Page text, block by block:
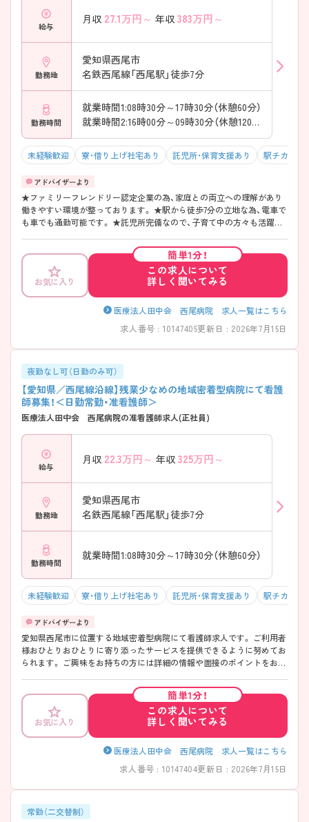
――――――――――――――― ■ 幅広い看護を経験できる環境
――――――――――――――― 地域医療の中核として活躍できます。
・急性期～在宅まで一貫した医療提供 ・年間約3000件の救急受け入れ実
すすめです
給与
月収 27.1万円～ 年収 383万円～
勤務地
愛知県西尾市
名鉄西尾線「西尾駅」徒歩7分
勤務時間
就業時間1:08時30分～17時30分（休憩60分）
就業時間2:16時00分～09時30分（休憩120分）
未経験歓迎 寮・借り上げ社宅あり 託児所・保育支援あり 駅チカ（徒
★ファミリーフレンドリー認定企業の為、家庭との両立への理解があり
働きやすい環境が整っております。 ★駅から徒歩7分の立地な為、電車で
も車でも通勤可能です。 ★託児所完備なので、子育て中の方々も活躍し
場の風土になじめる様に、看護部長の面談があり、ローテーションなども
取り入れ馴染める部署を探すなど、転職された看護師様への細かな配慮
もされています。
お気に入り
簡単1分！
この求人について
詳しく聞いてみる
医療法人田中会 西尾病院 求人一覧はこちら
求人番号 : 10147405更新日 : 2026年7月15日
夜勤なし可（日勤のみ可）
【愛知県／西尾線沿線】残業少なめの地域密着型病院にて看護
師募集！＜日勤常勤・准看護師＞
医療法人田中会 西尾病院の准看護師求人(正社員)
給与
月収 22.3万円～ 年収 325万円～
勤務地
愛知県西尾市
名鉄西尾線「西尾駅」徒歩7分
勤務時間
就業時間1:08時30分～17時30分（休憩60分）
未経験歓迎 寮・借り上げ社宅あり 託児所・保育支援あり 駅チカ（徒
愛知県西尾市に位置する地域密着型病院にて看護師求人です。 ご利用者
様おひとりおひとりに寄り添ったサービスを提供できるように努めてお
られます。 ご興味をお持ちの方には詳細の情報や面接のポイントをお伝
お気に入り
簡単1分！
この求人について
詳しく聞いてみる
医療法人田中会 西尾病院 求人一覧はこちら
求人番号 : 10147404更新日 : 2026年7月15日
常勤（二交替制）